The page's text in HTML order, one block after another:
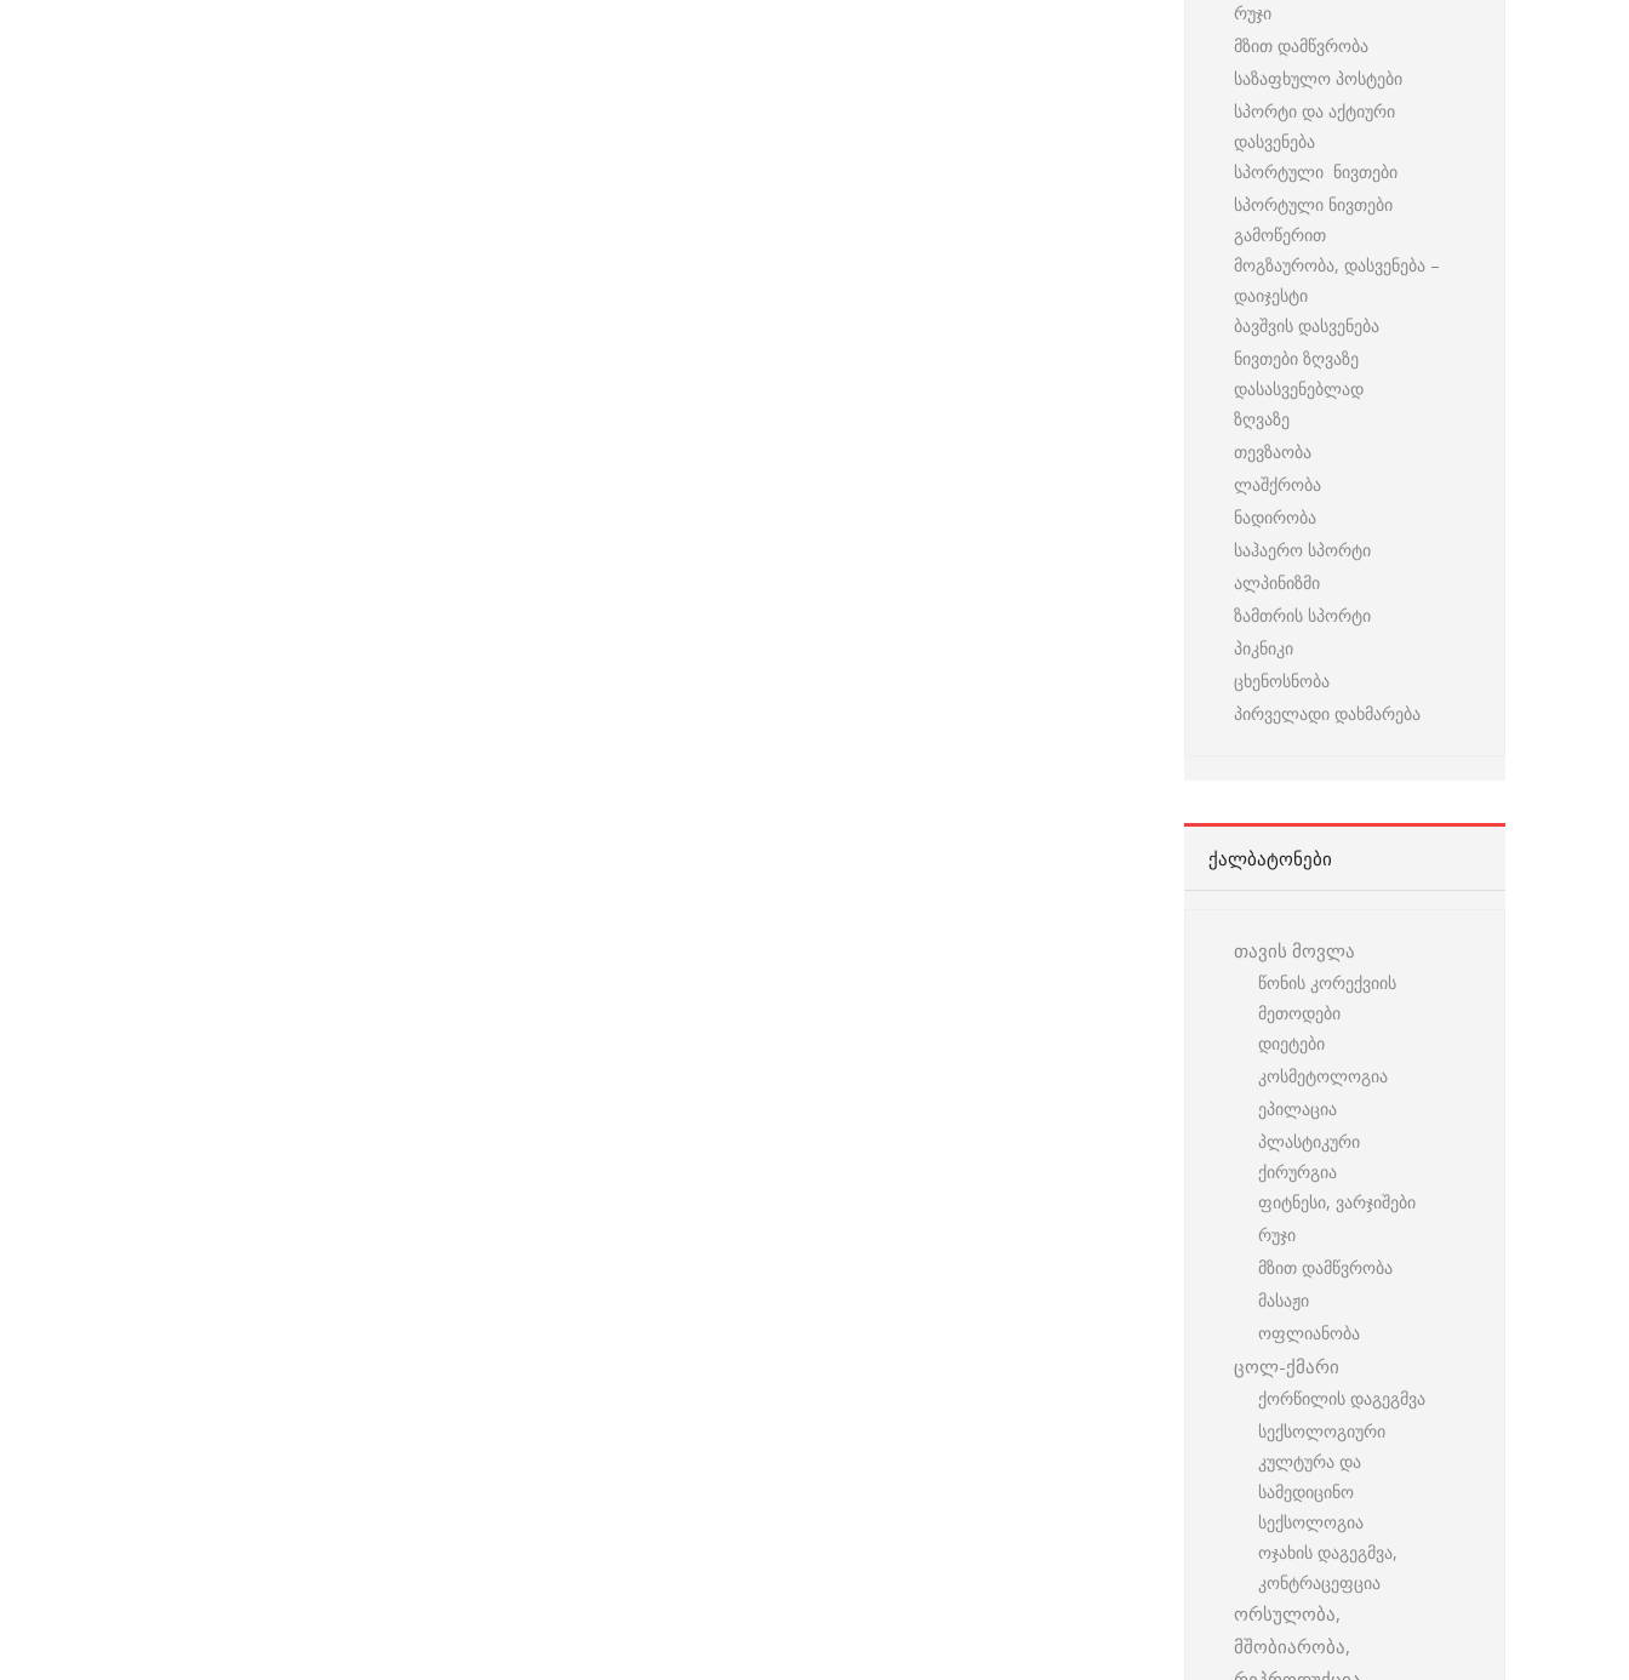
რუჯი
მზით დამწვრობა
საზაფხულო პოსტები
სპორტი და აქტიური
დასვენება
სპორტული ნივთები
სპორტული ნივთები
გამოწერით
მოგზაურობა, დასვენება –
დაიჯესტი
ბავშვის დასვენება
ნივთები ზღვაზე
დასასვენებლად
ზღვაზე
თევზაობა
ლაშქრობა
ნადირობა
საჰაერო სპორტი
ალპინიზმი
ზამთრის სპორტი
პიკნიკი
ცხენოსნობა
პირველადი დახმარება
ᲥᲐᲚᲑᲐᲢᲝᲜᲔᲑᲘ
თავის მოვლა
წონის კორექვიის
მეთოდები
დიეტები
კოსმეტოლოგია
ეპილაცია
პლასტიკური
ქირურგია
ფიტნესი, ვარჯიშები
რუჯი
მზით დამწვრობა
მასაჟი
ოფლიანობა
ცოლ-ქმარი
ქორწილის დაგეგმვა
სექსოლოგიური
კულტურა და
სამედიცინო
სექსოლოგია
ოჯახის დაგეგმვა,
კონტრაცეფცია
ორსულობა,
მშობიარობა,